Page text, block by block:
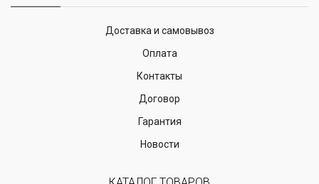
Доставка и самовывоз
Оплата
Контакты
Договор
Гарантия
Новости